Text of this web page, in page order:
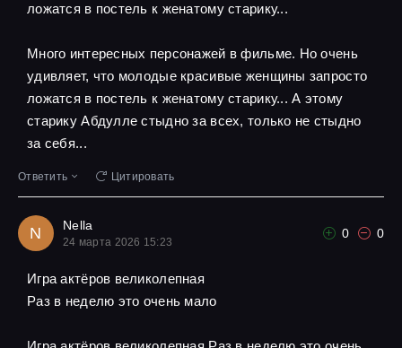
ложатся в постель к женатому старику...
Много интересных персонажей в фильме. Но очень
удивляет, что молодые красивые женщины запросто
ложатся в постель к женатому старику... А этому
старику Абдулле стыдно за всех, только не стыдно
за себя...
Ответить Цитировать
N Nella
24 марта 2026 15:23
0 0
Игра актёров великолепная
Pаз в неделю это очень мало